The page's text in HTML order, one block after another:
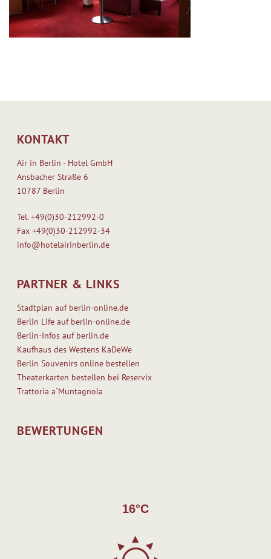
KONTAKT
Air in Berlin - Hotel GmbH
Ansbacher Straße 6
10787 Berlin
Tel.+49(0)30-212992-0
Fax+49(0)30-212992-34
info@hotelairinberlin.de
PARTNER & LINKS
Stadtplan auf berlin-online.de
Berlin Life auf berlin-online.de
Berlin-Infos auf berlin.de
Kaufhaus des Westens KaDeWe
Berlin Souvenirs online bestellen
Theaterkarten bestellen bei Reservix
Trattoria a`Muntagnola
BEWERTUNGEN
16°C